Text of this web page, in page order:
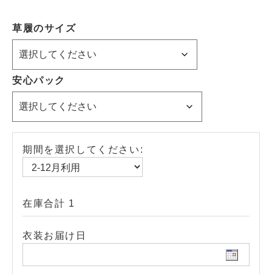
草履のサイズ
安心パック
期間を選択してください:
在庫合計 1
衣装お届け日